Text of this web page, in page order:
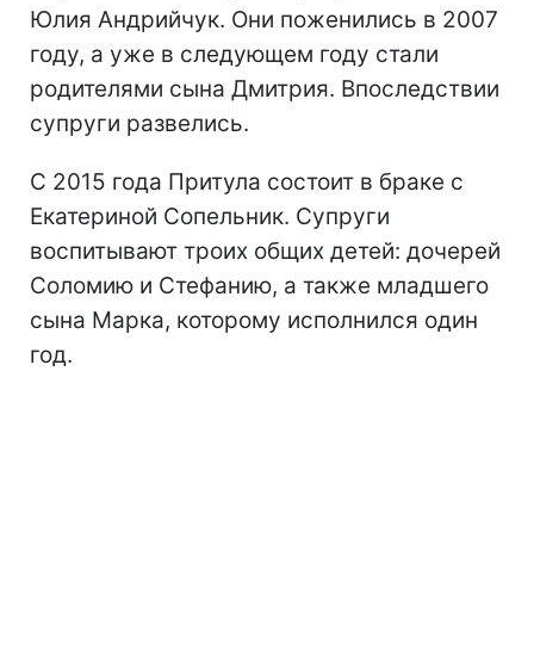
Юлия Андрийчук. Они поженились в 2007
году, а уже в следующем году стали
родителями сына Дмитрия. Впоследствии
супруги развелись.
С 2015 года Притула состоит в браке с
Екатериной Сопельник. Супруги
воспитывают троих общих детей: дочерей
Соломию и Стефанию, а также младшего
сына Марка, которому исполнился один
год.